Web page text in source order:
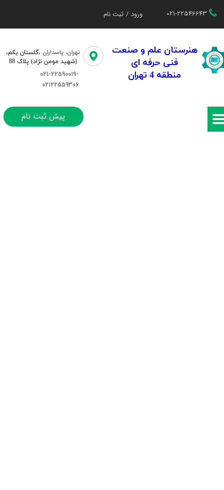
021-22546643 ورود / ثبت نام
تغییر گذر واژه
سفارشات
هنرستان علم و صنعت
فنی حرفه ای
منطقه 4 تهران
تهران، پاسداران ،گلستان یکم،​​
(شهید مومن نژاد) پلاک 88
021-22590019-
02122559306
پیش ثبت نام